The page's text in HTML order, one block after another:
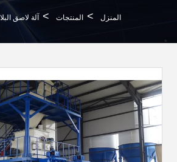
المنزل > المنتجات > آلة لاصق